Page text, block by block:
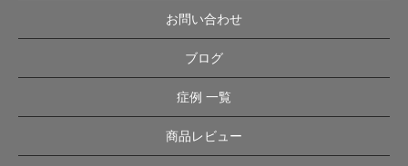
お問い合わせ
ブログ
症例 一覧
商品レビュー